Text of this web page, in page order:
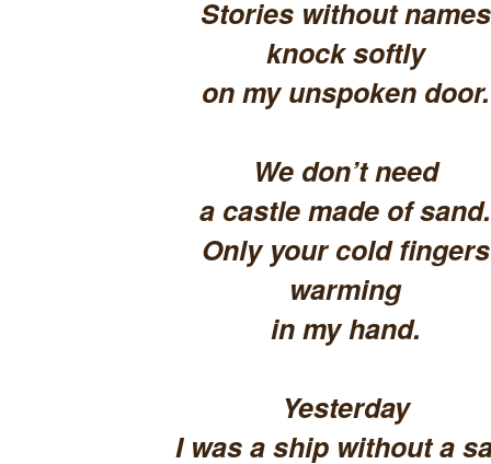
Stories without names
knock softly
on my unspoken door.
We don’t need
a castle made of sand.
Only your cold fingers
warming
in my hand.
Yesterday
I was a ship without a